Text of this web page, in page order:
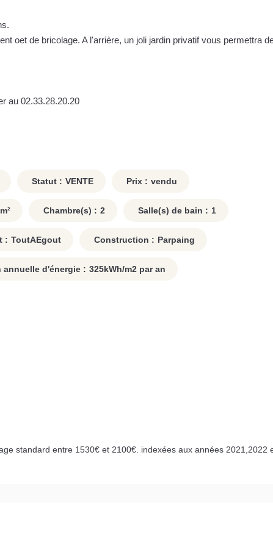
oet de bricolage. A l'arrière, un joli jardin privatif vous permettra
au 02.33.28.20.20
Statut : VENTE Prix : vendu
m² Chambre(s) : 2 Salle(s) de bain : 1
: ToutAEgout Construction : Parpaing
annuelle d'énergie : 325kWh/m2 par an
standard entre 1530€ et 2100€. indexées aux années 2021,2022